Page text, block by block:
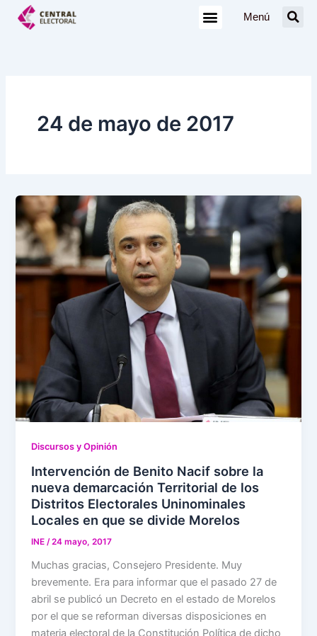
Menú
24 de mayo de 2017
Discursos y Opinión
Intervención de Benito Nacif sobre la
nueva demarcación Territorial de los
Distritos Electorales Uninominales
Locales en que se divide Morelos
INE /24 mayo, 2017
Muchas gracias, Consejero Presidente. Muy
brevemente. Era para informar que el pasado 27 de
abril se publicó un Decreto en el estado de Morelos
por el que se reforman diversas disposiciones en
materia electoral de la Constitución Política de dicho